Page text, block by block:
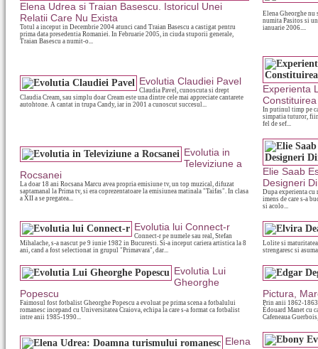
Elena Udrea si Traian Basescu. Istoricul Unei
Relatii Care Nu Exista
Totul a inceput in Decembrie 2004 atunci cand Traian Basescu a castigat pentru
prima data presedentia Romaniei. In Februarie 2005, in ciuda stuporii generale,
Traian Basescu a numit-o...
Elena Gheorghe nu
numita Pasitos si
ianuarie 2006....
Evolutia Claudiei Pavel
Claudia Pavel, cunoscuta si drept
Claudia Cream, sau simplu doar Cream este una dintre cele mai appreciate cantarete
autohtone. A cantat in trupa Candy, iar in 2001 a cunoscut succesul...
Experienta
In putinul timp pe
simpatia tuturor,
fel de sef...
Evolutia in
Televiziune a
Rocsanei
La doar 18 ani Rocsana Marcu avea propria emisiune tv, un top muzical, difuzat
saptamanal la Prima tv, si era coprezentatoare la emisiunea matinala "Taifas". In clasa
a XII a se pregatea...
Elie Saab
Designeri
Dupa experienta cu
imens de care s-a
si acolo...
Evolutia lui Connect-r
Connect-r pe numele sau real, Stefan
Mihalache, s-a nascut pe 9 iunie 1982 in Bucuresti. Si-a inceput cariera artistica la 8
ani, cand a fost selectionat in grupul "Primavara", dar...
Lolite si
strengaresc si
Evolutia Lui
Gheorghe
Popescu
Faimosul fost fotbalist Gheorghe Popescu a evoluat pe prima scena a fotbalului
romanesc incepand cu Universitatea Craiova, echipa la care s-a format ca fotbalist
intre anii 1985-1990...
Pictura,
Prin anii 1862-
Édouard Manet cu
Cafeneaua
Elena